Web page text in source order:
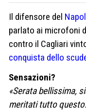
Il difensore del
parlato ai microfoni
contro il Cagliari
conquista dello
Sensazioni?
«Serata bellissima,
meritati tutto